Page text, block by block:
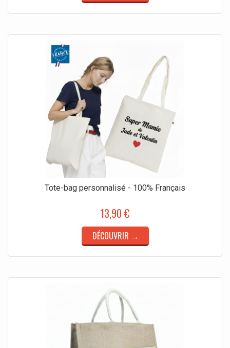
Tote-bag personnalisé - 100% Français
13,90 €
DÉCOUVRIR →